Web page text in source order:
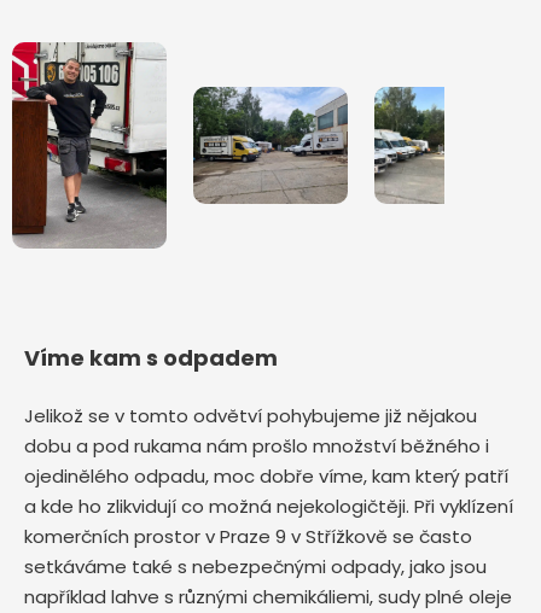
Víme kam s odpadem
Jelikož se v tomto odvětví pohybujeme již nějakou
dobu a pod rukama nám prošlo množství běžného i
ojedinělého odpadu, moc dobře víme, kam který patří
a kde ho zlikvidují co možná nejekologičtěji. Při vyklízení
komerčních prostor v Praze 9 v Střížkově se často
setkáváme také s nebezpečnými odpady, jako jsou
například lahve s různými chemikáliemi, sudy plné oleje